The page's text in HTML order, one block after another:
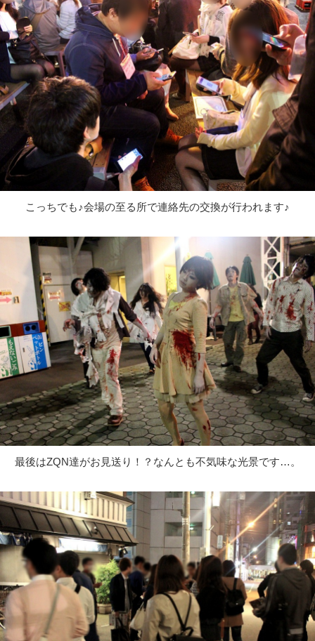
こっちでも♪会場の至る所で連絡先の交換が行われます♪
最後はZQN達がお見送り！？なんとも不気味な光景です…。